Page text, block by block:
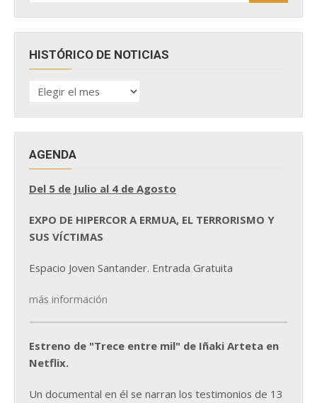
HISTÓRICO DE NOTICIAS
HISTÓRICO
DE
AGENDA
Del 5 de Julio al 4 de Agosto
EXPO DE HIPERCOR A ERMUA, EL TERRORISMO Y
SUS VÍCTIMAS
Espacio Joven Santander. Entrada Gratuita
más información
Estreno de "Trece entre mil" de Iñaki Arteta en
Netflix.
Un documental en él se narran los testimonios de 13